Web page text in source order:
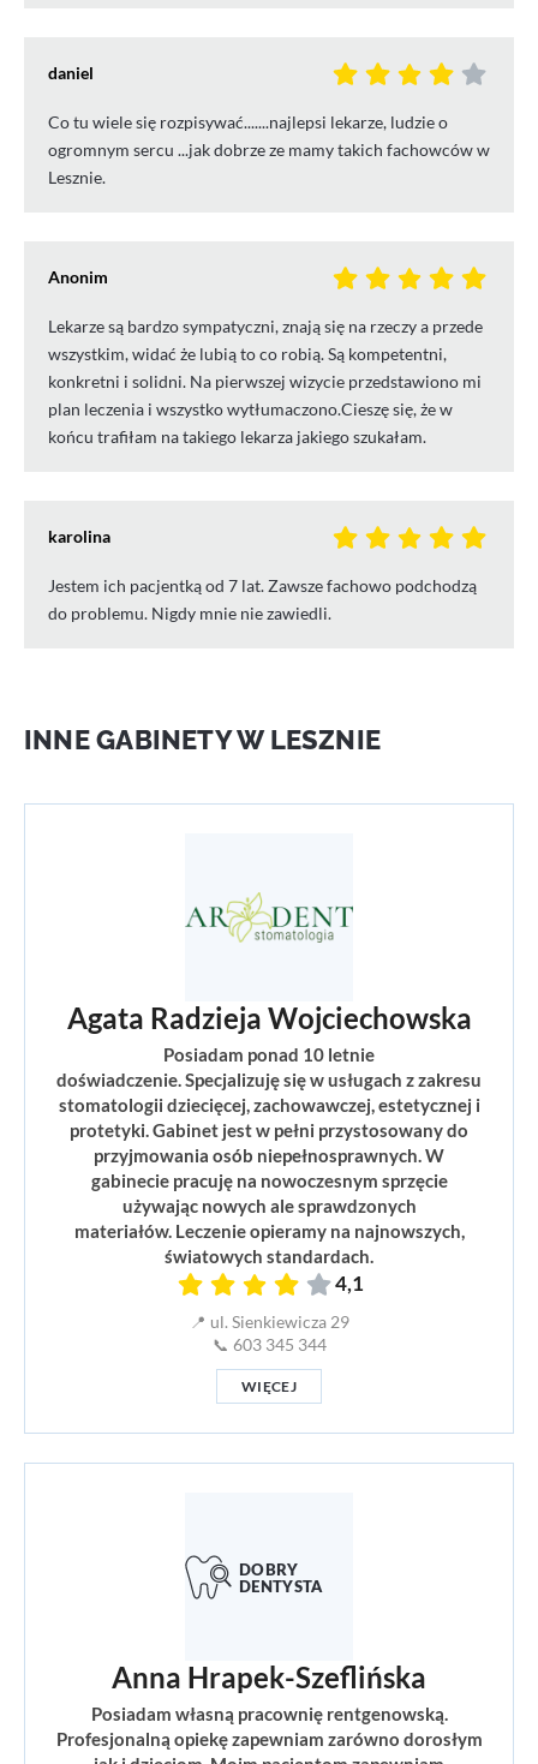
daniel
Co tu wiele się rozpisywać.......najlepsi lekarze, ludzie o
ogromnym sercu ...jak dobrze ze mamy takich fachowców w
Lesznie.
Anonim
Lekarze są bardzo sympatyczni, znają się na rzeczy a przede
wszystkim, widać że lubią to co robią. Są kompetentni,
konkretni i solidni. Na pierwszej wizycie przedstawiono mi
plan leczenia i wszystko wytłumaczono.Cieszę się, że w
końcu trafiłam na takiego lekarza jakiego szukałam.
karolina
Jestem ich pacjentką od 7 lat. Zawsze fachowo podchodzą
do problemu. Nigdy mnie nie zawiedli.
INNE GABINETY W LESZNIE
Agata Radzieja Wojciechowska
Posiadam ponad 10 letnie
doświadczenie. Specjalizuję się w usługach z zakresu
stomatologii dziecięcej, zachowawczej, estetycznej i
protetyki. Gabinet jest w pełni przystosowany do
przyjmowania osób niepełnosprawnych. W
gabinecie pracuję na nowoczesnym sprzęcie
używając nowych ale sprawdzonych
materiałów. Leczenie opieramy na najnowszych,
światowych standardach.
4,1
📍 ul. Sienkiewicza 29
📞 603 345 344
WIĘCEJ
Anna Hrapek-Szeflińska
Posiadam własną pracownię rentgenowską.
Profesjonalną opiekę zapewniam zarówno dorosłym